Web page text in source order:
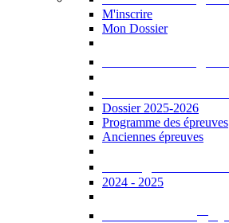
M'inscrire
Mon Dossier
Dossier 2025-2026
Programme des épreuves
Anciennes épreuves
2024 - 2025